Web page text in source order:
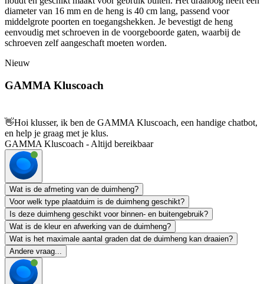
diameter van 16 mm en de heng is 40 cm lang, passend voor
middelgrote poorten en toegangshekken. Je bevestigt de heng
eenvoudig met schroeven in de voorgeboorde gaten, waarbij de
schroeven zelf aangeschaft moeten worden.
Nieuw
GAMMA Kluscoach
👋Hoi klusser, ik ben de GAMMA Kluscoach, een handige chatbot,
en help je graag met je klus.
GAMMA Kluscoach - Altijd bereikbaar
Wat is de afmeting van de duimheng?
Voor welk type plaatduim is de duimheng geschikt?
Is deze duimheng geschikt voor binnen- en buitengebruik?
Wat is de kleur en afwerking van de duimheng?
Wat is het maximale aantal graden dat de duimheng kan draaien?
Andere vraag...